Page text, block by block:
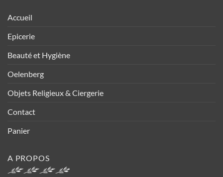
Accueil
Epicerie
Beauté et Hygiène
Oelenberg
Objets Religieux & Ciergerie
Contact
Panier
A PROPOS